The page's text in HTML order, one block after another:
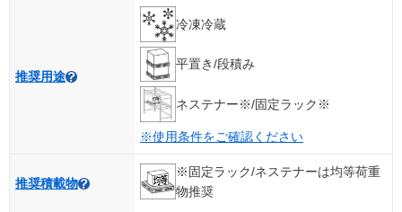
推奨用途
冷凍冷蔵
平置き/段積み
ネステナー※/固定ラック※
※使用条件をご確認ください
推奨積載物
※固定ラック/ネステナーは均等荷重
物推奨